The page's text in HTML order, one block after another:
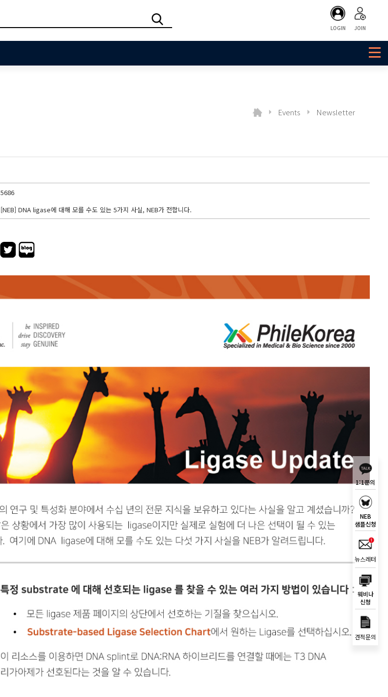
LOGIN JOIN
Events Newsletter
5686
[NEB] DNA ligase에 대해 모를 수도 있는 5가지 사실, NEB가 전합니다.
1:1문의
NEB
샘플신청
뉴스레터
웨비나
신청
견적문의